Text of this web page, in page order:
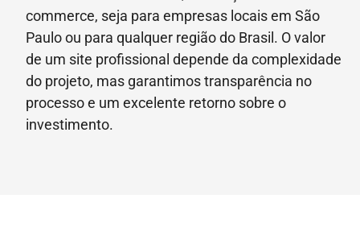
commerce, seja para empresas locais em São
Paulo ou para qualquer região do Brasil. O valor
de um site profissional depende da complexidade
do projeto, mas garantimos transparência no
processo e um excelente retorno sobre o
investimento.